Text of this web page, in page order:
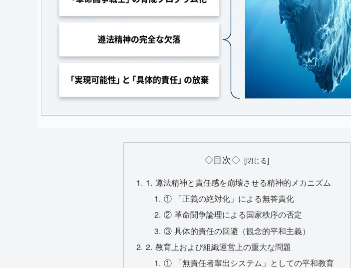
◇目次◇
1. 遵法精神と責任感を崩壊させる精神的メカニズム
① 「正義の絶対化」による無答責化
② 革命闘争論理による国家秩序の否定
③ 具体的責任の回避（観念的平和主義）
2. 教育上および組織運営上の重大な問題
① 「無責任者輩出システム」としての平和教育